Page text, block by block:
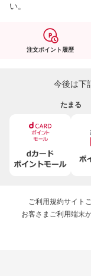
い。
注文ポイント履歴
今後は下
たまる
ご利用規約サイト
お客さまご利用端末